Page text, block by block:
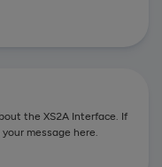
the XS2A Interface. If
message here.